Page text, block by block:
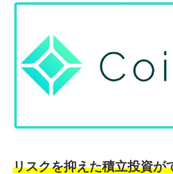
リスクを抑えた積立投資が